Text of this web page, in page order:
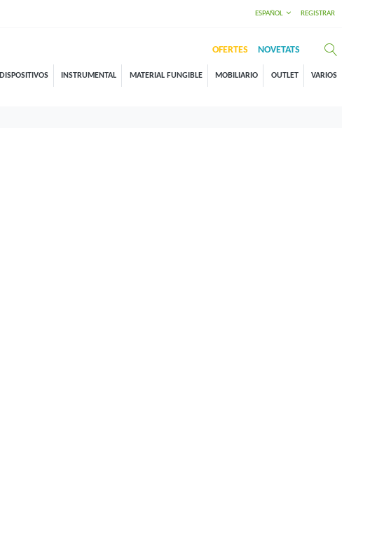
ESPAÑOL REGISTRAR
OFERTES NOVETATS
DISPOSITIVOS INSTRUMENTAL MATERIAL FUNGIBLE MOBILIARIO OUTLET VARIOS